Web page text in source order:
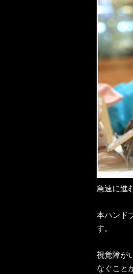
急速に進
本ハンド
す。
視覚障が
なぐこと